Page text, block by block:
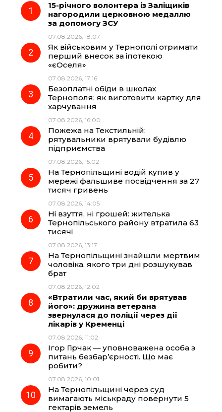
e
o
k
e
r
a
m
t
A
15-річного волонтера із Заліщиків
нагородили церковною медаллю
за допомогу ЗСУ
07.08.2026, 18:07
Як військовим у Тернополі отримати
перший внесок за іпотекою
«єОселя»
07.08.2026, 17:16
Безоплатні обіди в школах
Тернополя: як виготовити картку для
харчування
07.08.2026, 16:00
Пожежа на Текстильній:
рятувальники врятували будівлю
підприємства
07.08.2026, 15:02
На Тернопільщині водій купив у
мережі фальшиве посвідчення за 27
тисяч гривень
07.08.2026, 14:05
Ні взуття, ні грошей: жителька
Тернопільського району втратила 63
тисячі
07.08.2026, 13:17
На Тернопільщині знайшли мертвим
чоловіка, якого три дні розшукував
брат
07.08.2026, 12:02
«Втратили час, який би врятував
його»: дружина ветерана
звернулася до поліції через дії
лікарів у Кременці
07.08.2026, 11:02
Ігор Гірчак — уповноважена особа з
питань безбар’єрності. Що має
робити?
07.08.2026, 10:01
На Тернопільщині через суд
вимагають міськраду повернути 5
гектарів земель